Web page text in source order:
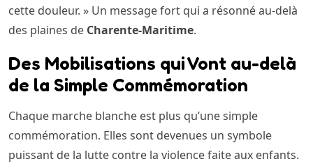
cette douleur. » Un message fort qui a résonné au-delà
des plaines de Charente-Maritime.
Des Mobilisations qui Vont au-delà
de la Simple Commémoration
Chaque marche blanche est plus qu’une simple
commémoration. Elles sont devenues un symbole
puissant de la lutte contre la violence faite aux enfants.